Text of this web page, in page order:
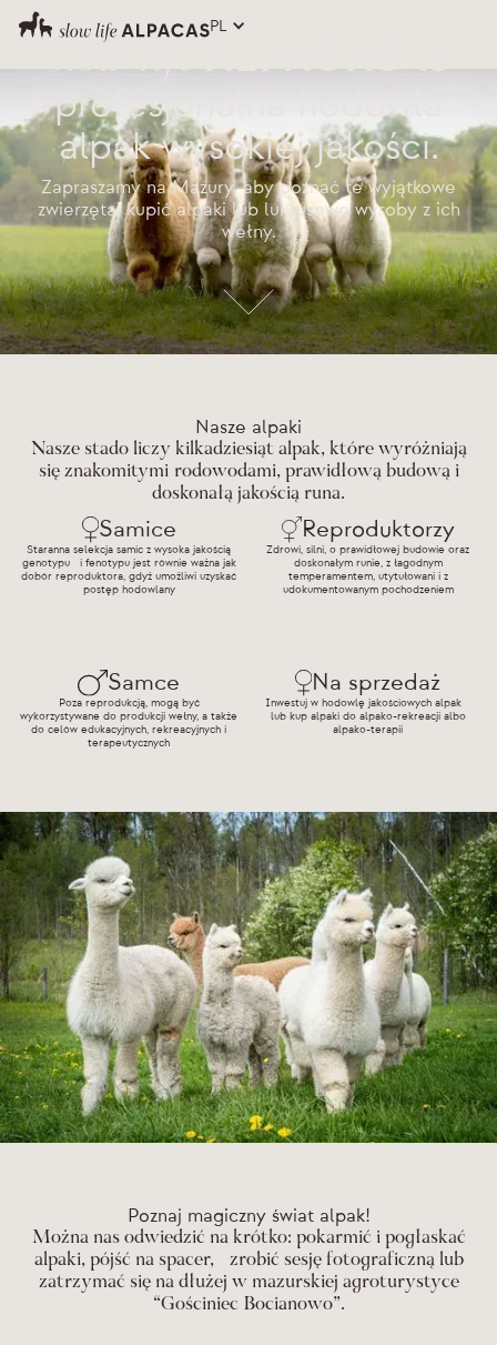
PL
profesjonalna hodowla
alpak wysokiej jakości.
Zapraszamy na Mazury, aby poznać te wyjątkowe
zwierzęta, kupić alpaki lub luksusowe wyroby z ich
wełny.
Nasze alpaki
Nasze stado liczy kilkadziesiąt alpak, które wyróżniają
się znakomitymi rodowodami, prawidłową budową i
doskonałą jakością runa.
Samice
Staranna selekcja samic z wysoka jakością
genotypu i fenotypu jest równie ważna jak
dobór reproduktora, gdyż umożliwi uzyskać
postęp hodowlany
Reproduktorzy
Zdrowi, silni, o prawidłowej budowie oraz
doskonałym runie, z łagodnym
temperamentem, utytułowani i z
udokumentowanym pochodzeniem
Samce
Poza reprodukcją, mogą być
wykorzystywane do produkcji wełny, a także
do celów edukacyjnych, rekreacyjnych i
terapeutycznych
Na sprzedaż
Inwestuj w hodowlę jakościowych alpak
lub kup alpaki do alpako-rekreacji albo
alpako-terapii
Poznaj magiczny świat alpak!
Można nas odwiedzić na krótko: pokarmić i pogłaskać
alpaki, pójść na spacer, zrobić sesję fotograficzną lub
zatrzymać się na dłużej w mazurskiej agroturystyce
“Gościniec Bocianowo”.